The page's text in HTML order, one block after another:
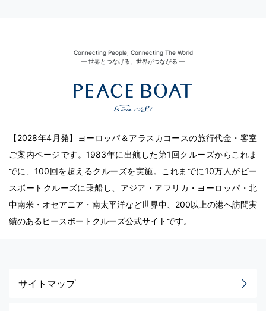
Connecting People, Connecting The World
― 世界とつなげる、世界がつながる ―
【2028年4月発】ヨーロッパ＆アラスカコースの旅行代金・客室
ご案内ページです。1983年に出航した第1回クルーズからこれま
でに、100回を超えるクルーズを実施。これまでに10万人がピー
スボートクルーズに乗船し、アジア・アフリカ・ヨーロッパ・北
中南米・オセアニア・南太平洋など世界中、200以上の港へ訪問実
績のあるピースボートクルーズ公式サイトです。
サイトマップ